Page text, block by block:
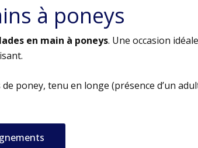
à poneys
en main à poneys. Une occasion
poney, tenu en longe (présence d’un